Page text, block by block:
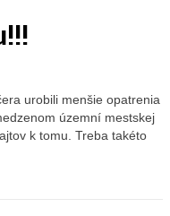
urobili menšie opatrenia
územní mestskej
k tomu. Treba takéto